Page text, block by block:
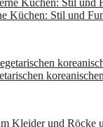
Küchen: Stil und